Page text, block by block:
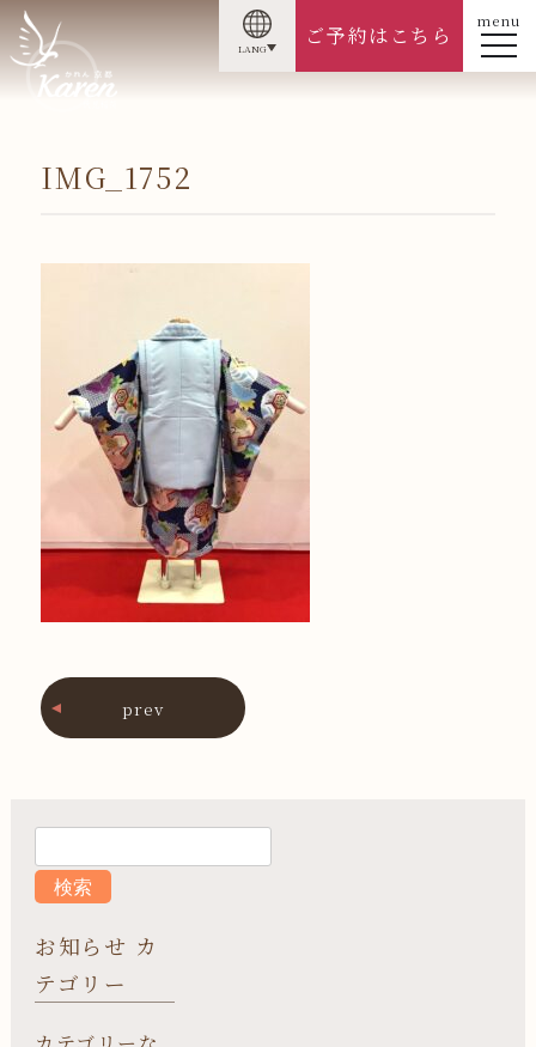
menu
ご予約はこちら
LANG
IMG_1752
prev
お知らせ カ
テゴリー